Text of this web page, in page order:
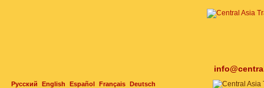
Русский English Español Français Deutsch